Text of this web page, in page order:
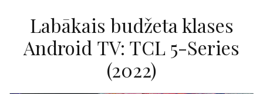
Labākais budžeta klases
Android TV: TCL 5-Series
(2022)